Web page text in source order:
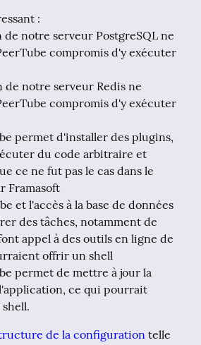
:
notre serveur PostgreSQL ne
compromis d'y exécuter
de notre serveur Redis ne
compromis d'y exécuter
permet d'installer des plugins,
du code arbitraire et
ce ne fut pas le cas dans le
Framasoft
et l'accès à la base de données
des tâches, notamment de
appel à des outils en ligne de
offrir un shell
permet de mettre à jour la
ce qui pourrait
de la configuration telle